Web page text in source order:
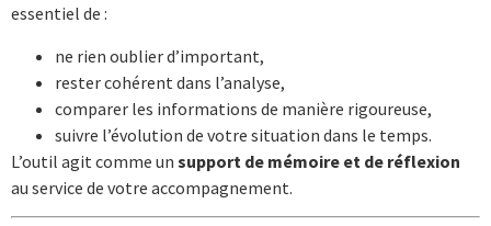
essentiel de :
ne rien oublier d’important,
rester cohérent dans l’analyse,
comparer les informations de manière rigoureuse,
suivre l’évolution de votre situation dans le temps.
L’outil agit comme un support de mémoire et de réflexion
au service de votre accompagnement.